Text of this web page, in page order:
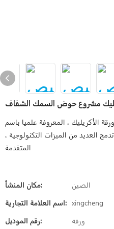
مشروع حوض السمك الشفاف
ورقة الأكريليك ، المعروفة علميا باسم polymethyl methacrylate (PMMA)
، هي مادة بلاستيكية عالية الأداء تدمج العديد من الميزات التكنولوجية
مكان المنشأ:
الصين
اسم العلامة التجارية: xingcheng
رقم الموديل:
ورقة